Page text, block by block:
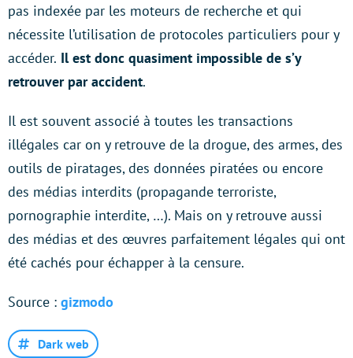
pas indexée par les moteurs de recherche et qui
nécessite l’utilisation de protocoles particuliers pour y
accéder. Il est donc quasiment impossible de s’y
retrouver par accident.
Il est souvent associé à toutes les transactions
illégales car on y retrouve de la drogue, des armes, des
outils de piratages, des données piratées ou encore
des médias interdits (propagande terroriste,
pornographie interdite, …). Mais on y retrouve aussi
des médias et des œuvres parfaitement légales qui ont
été cachés pour échapper à la censure.
Source : gizmodo
Dark web